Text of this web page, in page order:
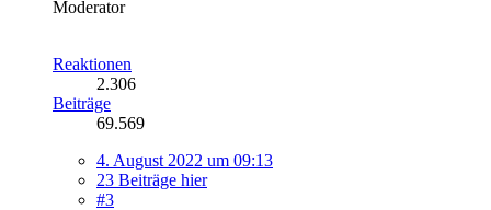
Moderator
Reaktionen
2.306
Beiträge
69.569
4. August 2022 um 09:13
23 Beiträge hier
#3